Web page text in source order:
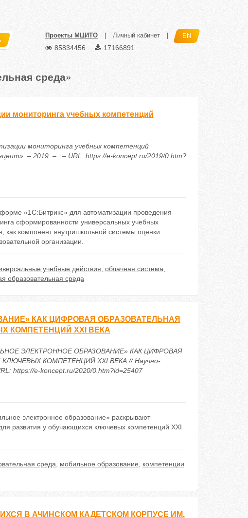
Проекты МЦИТО Личный кабинет EN
85834456 17166891
среда»
мониторинга учебных компетенций
мониторинга учебных компетенций
– 2019. – . – URL: https://e-koncept.ru/2019/0.htm?
«1С:Битрикс» для автоматизации проведения
сформированности универсальных учебных
компонент внутришкольной системы оценки
организации.
учебные действия облачная система
образовательная среда
КАК ЦИФРОВАЯ ОБРАЗОВАТЕЛЬНАЯ
КОМПЕТЕНЦИЙ XXI ВЕКА
ЭЛЕКТРОННОЕ ОБРАЗОВАНИЕ» КАК ЦИФРОВАЯ
КОМПЕТЕНЦИЙ XXI ВЕКА // Научно-
https://e-koncept.ru/2020/0.htm?id=25407
электронное образование» раскрывают
развития у обучающихся ключевых компетенций XXI
среда мобильное образование
компетенции
В АЧИНСКОМ КАДЕТСКОМ КОРПУСЕ ИМ.